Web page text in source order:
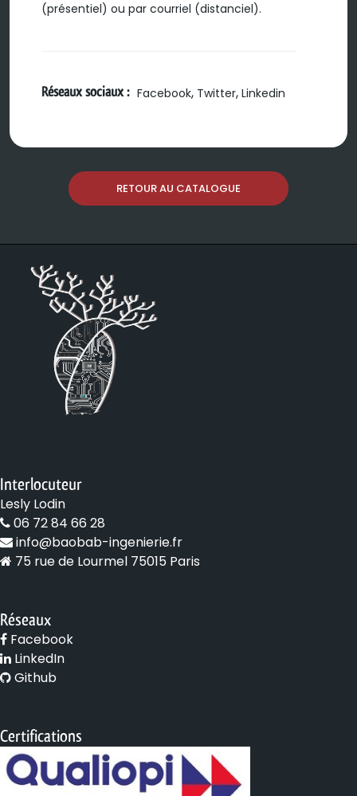
(présentiel) ou par courriel (distanciel).
Réseaux sociaux : Facebook, Twitter, Linkedin
RETOUR AU CATALOGUE
Interlocuteur
Lesly Lodin
06 72 84 66 28
info@baobab-ingenierie.fr
75 rue de Lourmel 75015 Paris
Réseaux
Facebook
LinkedIn
Github
Certifications